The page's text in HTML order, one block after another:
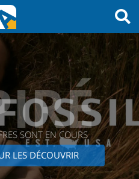
SONT EN COURS
LES DÉCOUVRIR